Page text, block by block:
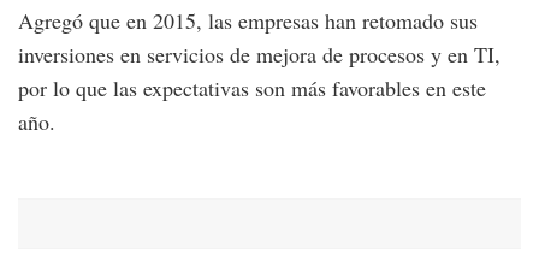
Agregó que en 2015, las empresas han retomado sus
inversiones en servicios de mejora de procesos y en TI,
por lo que las expectativas son más favorables en este
año.